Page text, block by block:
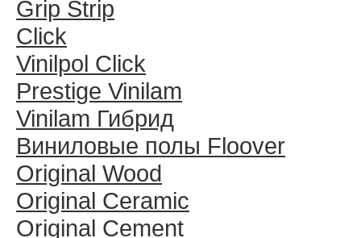
Grip Strip
Click
Vinilpol Click
Prestige Vinilam
Vinilam Гибрид
Виниловые полы Floover
Original Wood
Original Ceramic
Original Cement